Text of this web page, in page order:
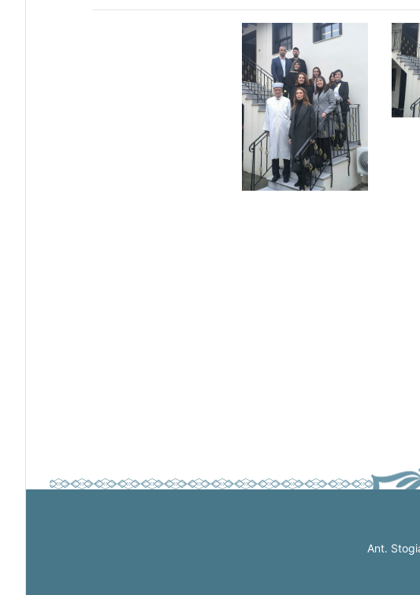
Ant.